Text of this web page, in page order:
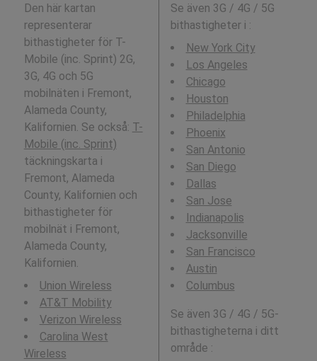
Den här kartan
representerar
bithastigheter för T-
Mobile (inc. Sprint) 2G,
3G, 4G och 5G
mobilnäten i Fremont,
Alameda County,
Kalifornien. Se också: T-
Mobile (inc. Sprint)
täckningskarta i
Fremont, Alameda
County, Kalifornien och
bithastigheter för
mobilnät i Fremont,
Alameda County,
Kalifornien.
Union Wireless
AT&T Mobility
Verizon Wireless
Carolina West
Wireless
Se även 3G / 4G / 5G
bithastigheter i :
New York City
Los Angeles
Chicago
Houston
Philadelphia
Phoenix
San Antonio
San Diego
Dallas
San Jose
Indianapolis
Jacksonville
San Francisco
Austin
Columbus
Se även 3G / 4G / 5G-
bithastigheterna i ditt
område :